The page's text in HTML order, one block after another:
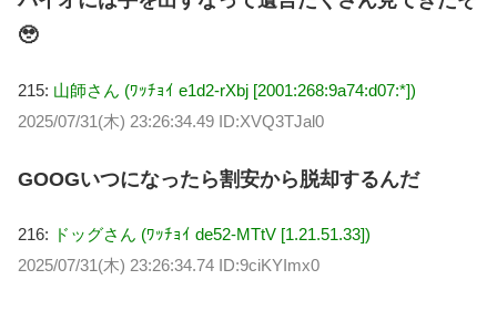
🥹
215: 山師さん (ﾜｯﾁｮｲ e1d2-rXbj [2001:268:9a74:d07:*])
2025/07/31(木) 23:26:34.49 ID:XVQ3TJal0
GOOGいつになったら割安から脱却するんだ
216: ドッグさん (ﾜｯﾁｮｲ de52-MTtV [1.21.51.33])
2025/07/31(木) 23:26:34.74 ID:9ciKYImx0